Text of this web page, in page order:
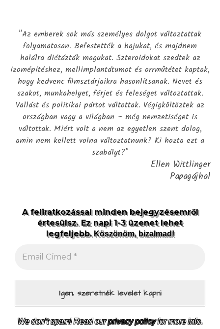
"Az emberek sok más személyes dolgot változtattak
folyamatosan. Befestették a hajukat, és majdnem
halálra diétázták magukat. Szteroidokat szedtek az
izomépítéshez, mellimplantátumot és orrműtétet kaptak,
hogy kedvenc filmsztárjaikra hasonlítsanak. Nevet és
szakot, munkahelyet, férjet és feleséget változtattak.
Vallást és politikai pártot váltottak. Végigköltöztek az
országban vagy a világban – még nemzetiséget is
váltottak. Miért volt a nem az egyetlen szent dolog,
amin nem kellett volna változtatnunk? Ki hozta ezt a
szabályt?"
Ellen Wittlinger
Papagájhal
A feliratkozással minden bejegyzésemről
értesülsz. Ez napi 1-3 üzenet lehet
legfeljebb.Köszönöm, bizalmad!
We don’t spam! Read ourprivacy policyfor more info.